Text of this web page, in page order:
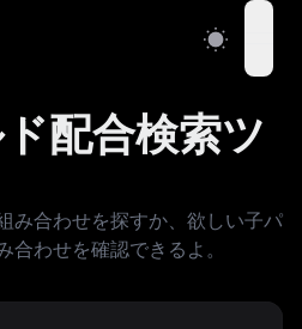
配合検索ツ
み合わせを探すか、欲しい子パ
わせを確認できるよ。